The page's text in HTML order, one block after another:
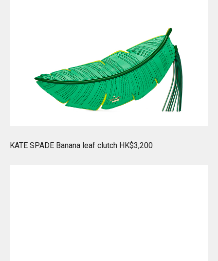
KATE SPADE Banana leaf clutch HK$3,200